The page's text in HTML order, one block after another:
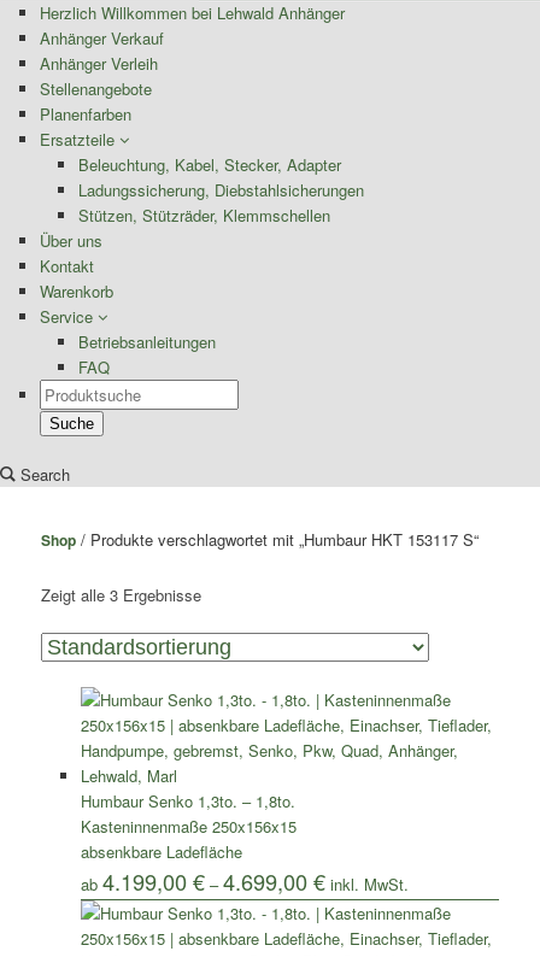
Herzlich Willkommen bei Lehwald Anhänger
Anhänger Verkauf
Anhänger Verleih
Stellenangebote
Planenfarben
Ersatzteile
Beleuchtung, Kabel, Stecker, Adapter
Ladungssicherung, Diebstahlsicherungen
Stützen, Stützräder, Klemmschellen
Über uns
Kontakt
Warenkorb
Service
Betriebsanleitungen
FAQ
Products
search
Suche
Search
wechseln
Shop / Produkte verschlagwortet mit „Humbaur HKT 153117 S“
Zeigt alle 3 Ergebnisse
Humbaur Senko 1,3to. – 1,8to.
Kasteninnenmaße 250x156x15
absenkbare Ladefläche
ab 4.199,00€–4.699,00€